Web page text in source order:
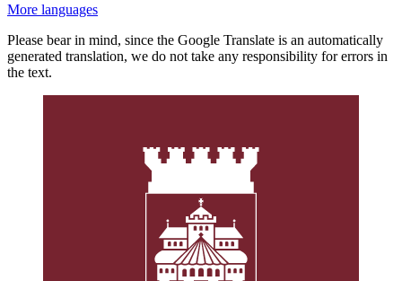
More languages
Please bear in mind, since the Google Translate is an automatically
generated translation, we do not take any responsibility for errors in
the text.